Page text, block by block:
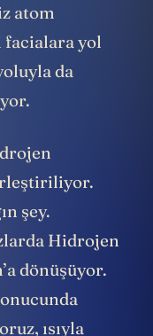
atom
facialara yol
da
şey.
Hidrojen
dönüşüyor.
ısıyla